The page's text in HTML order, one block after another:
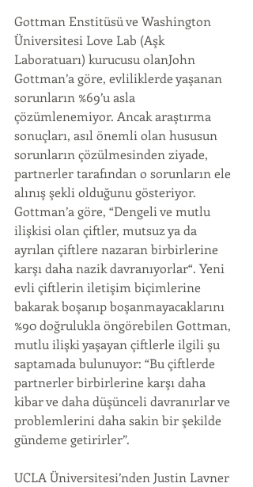
Gottman Enstitüsü ve Washington
Üniversitesi Love Lab (Aşk
Laboratuarı) kurucusu olanJohn
Gottman’a göre, evliliklerde yaşanan
sorunların %69’u asla
çözümlenemiyor. Ancak araştırma
sonuçları, asıl önemli olan hususun
sorunların çözülmesinden ziyade,
partnerler tarafından o sorunların ele
alınış şekli olduğunu gösteriyor.
Gottman’a göre, “Dengeli ve mutlu
ilişkisi olan çiftler, mutsuz ya da
ayrılan çiftlere nazaran birbirlerine
karşı daha nazik davranıyorlar“. Yeni
evli çiftlerin iletişim biçimlerine
bakarak boşanıp boşanmayacaklarını
%90 doğrulukla öngörebilen Gottman,
mutlu ilişki yaşayan çiftlerle ilgili şu
saptamada bulunuyor: “Bu çiftlerde
partnerler birbirlerine karşı daha
kibar ve daha düşünceli davranırlar ve
problemlerini daha sakin bir şekilde
gündeme getirirler”.
UCLA Üniversitesi’nden Justin Lavner